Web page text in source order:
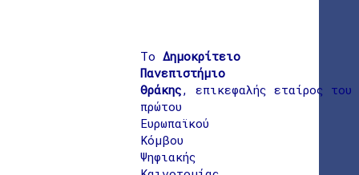
Το Δημοκρίτειο
Πανεπιστήμιο
Θράκης, επικεφαλής εταίρος του
πρώτου
Ευρωπαϊκού
Κόμβου
Ψηφιακής